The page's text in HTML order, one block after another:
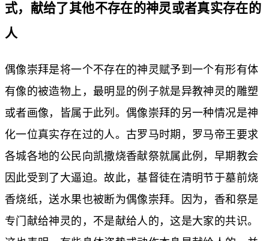
式，献给了其他不存在的神灵或者真实存在的
人
偶像崇拜是将一个不存在的神灵赋予到一个有形有体
有像的被造物上，最明显的例子就是异教神灵的雕塑
或者画像，皆属于此列。偶像崇拜的另一种情况是神
化一位真实存在过的人。古罗马时期，罗马帝王要求
各城各地的公民向凯撒烧香献祭就属此例，早期教会
因此受到了大逼迫。故此，基督徒在清明节于墓前烧
香烧纸，送水果也被断为偶像崇拜。因为，香和祭是
专门献给神灵的，不是献给人的，这是大家的共识。